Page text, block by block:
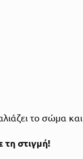
το σώμα
τη στιγμή!